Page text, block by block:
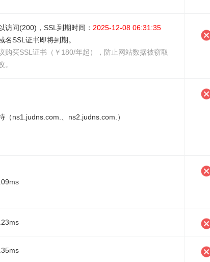
访问(200)，SSL到期时间： 2025-12-08 06:31:35
名SSL证书即将到期。
购买SSL证书（￥180/年起）
，防止网站数据被窃取
。
（ns1.judns.com.、ns2.judns.com.）